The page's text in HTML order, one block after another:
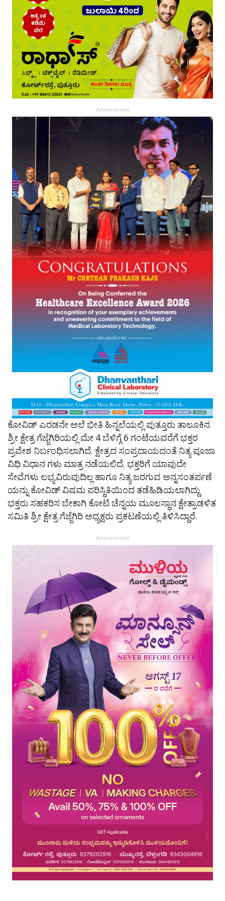
Advertisement
ಕೋವಿಡ್ ಎರಡನೇ ಅಲೆ ಭೀತಿ ಹಿನ್ನಲೆಯಲ್ಲಿ ಪುತ್ತೂರು ತಾಲೂಕಿನ
ಶ್ರೀ ಕ್ಷೇತ್ರ ಗೆಜ್ಜೆಗಿರಿಯಲ್ಲಿ ಮೇ 4 ಬೆಳಿಗ್ಗೆ 6 ಗಂಟೆಯವರೆಗೆ ಭಕ್ತರ
ಪ್ರವೇಶ ನಿರ್ಬಂಧಿಸಲಾಗಿದೆ. ಕ್ಷೇತ್ರದ ಸಂಪ್ರದಾಯದಂತೆ ನಿತ್ಯ ಪೂಜಾ
ವಿಧಿ ವಿಧಾನ ಗಳು ಮಾತ್ರ ನಡೆಯಲಿದೆ. ಭಕ್ತರಿಗೆ ಯಾವುದೇ
ಸೇವೆಗಳು ಲಭ್ಯವಿರುವುದಿಲ್ಲ ಹಾಗೂ ನಿತ್ಯ ಜರಗುವ ಅನ್ನಸಂತರ್ಪಣೆ
ಯನ್ನು ಕೋವಿಡ್ ವಿಷಮ ಪರಿಸ್ಥಿತಿಯಿಂದ ತಡೆಹಿಡಿಯಲಾಗಿದ್ದು
ಭಕ್ತರು ಸಹಕರಿಸ ಬೇಕಾಗಿ ಕೋಟಿ ಚೆನ್ನಯ ಮೂಲಸ್ಥಾನ ಕ್ಷೇತ್ರಾಡಳಿತ
ಸಮಿತಿ ಶ್ರೀ ಕ್ಷೇತ್ರ ಗೆಜ್ಜೆಗಿರಿ ಅಧ್ಯಕ್ಷರು ಪ್ರಕಟಣೆಯಲ್ಲಿ ತಿಳಿಸಿದ್ದಾರೆ.
Advertisement